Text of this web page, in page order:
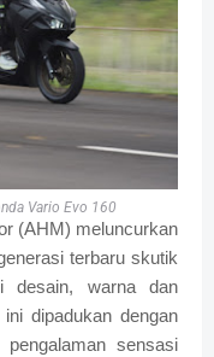
Vario Evo 160
(AHM) meluncurkan
terbaru skutik
desain, warna dan
dipadukan dengan
sensasi